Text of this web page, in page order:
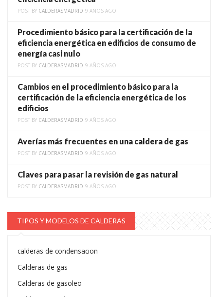
POST BY CALDERASMADRID 9 AÑOS AGO
Procedimiento básico para la certificación de la
eficiencia energética en edificios de consumo de
energía casi nulo
POST BY CALDERASMADRID 9 AÑOS AGO
Cambios en el procedimiento básico para la
certificación de la eficiencia energética de los
edificios
POST BY CALDERASMADRID 9 AÑOS AGO
Averías más frecuentes en una caldera de gas
POST BY CALDERASMADRID 9 AÑOS AGO
Claves para pasar la revisión de gas natural
POST BY CALDERASMADRID 9 AÑOS AGO
TIPOS Y MODELOS DE CALDERAS
calderas de condensacion
Calderas de gas
Calderas de gasoleo